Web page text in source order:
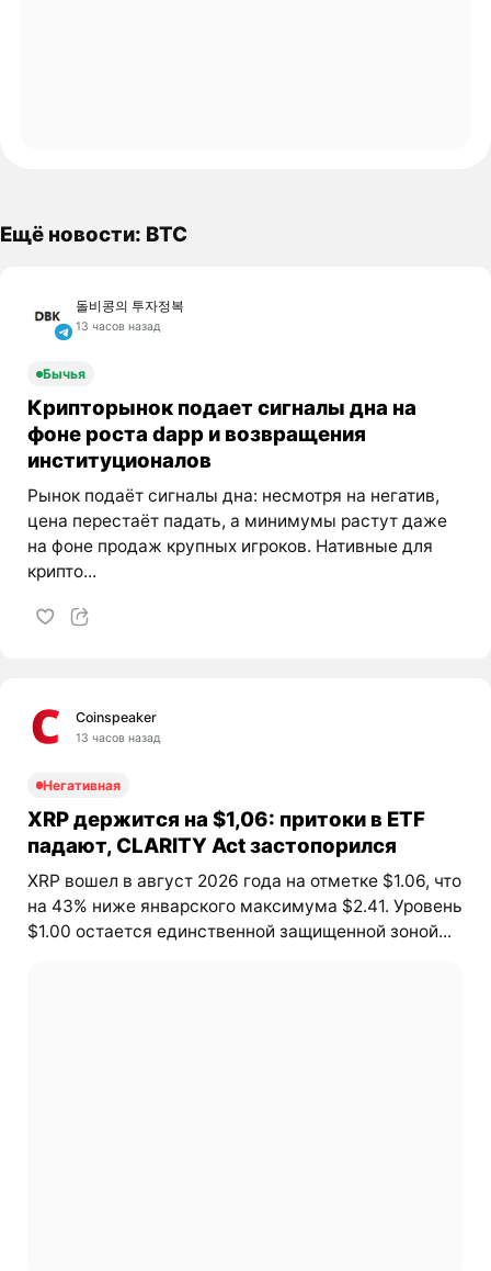
Ещё новости: BTC
돌비콩의 투자정복
13 часов назад
Бычья
Крипторынок подает сигналы дна на
фоне роста dapp и возвращения
институционалов
Рынок подаёт сигналы дна: несмотря на негатив,
цена перестаёт падать, а минимумы растут даже
на фоне продаж крупных игроков. Нативные для
крипто...
Coinspeaker
13 часов назад
Негативная
XRP держится на $1,06: притоки в ETF
падают, CLARITY Act застопорился
XRP вошел в август 2026 года на отметке $1.06, что
на 43% ниже январского максимума $2.41. Уровень
$1.00 остается единственной защищенной зоной...